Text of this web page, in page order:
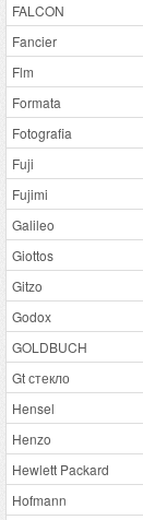
FALCON
Fancier
Flm
Formata
Fotografia
Fuji
Fujimi
Galileo
Giottos
Gitzo
Godox
GOLDBUCH
Gt стекло
Hensel
Henzo
Hewlett Packard
Hofmann